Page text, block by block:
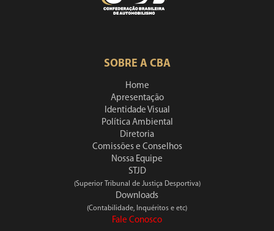
SOBRE A CBA
Home
Apresentação
Identidade Visual
Política Ambiental
Diretoria
Comissões e Conselhos
Nossa Equipe
STJD
(Superior Tribunal de Justiça Desportiva)
Downloads
(Contabilidade, Inquéritos e etc)
Fale Conosco